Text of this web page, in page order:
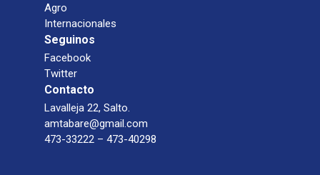
Agro
Internacionales
Seguinos
Facebook
Twitter
Contacto
Lavalleja 22, Salto.
amtabare@gmail.com
473-33222 – 473-40298